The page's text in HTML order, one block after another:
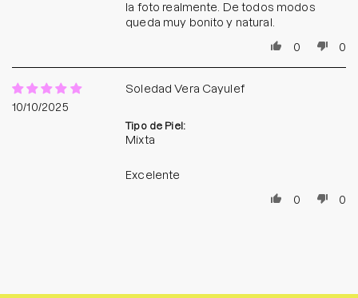
la foto realmente. De todos modos
queda muy bonito y natural.
0
0
10/10/2025
Soledad Vera Cayulef
Tipo de Piel:
Mixta
Excelente
0
0